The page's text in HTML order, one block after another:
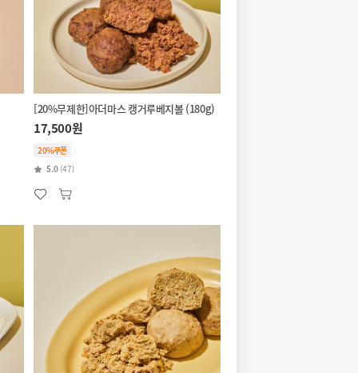
[20%무제한]아더마스 캥거루베지볼 (180g)
17,500원
20%쿠폰
5.0 (47)